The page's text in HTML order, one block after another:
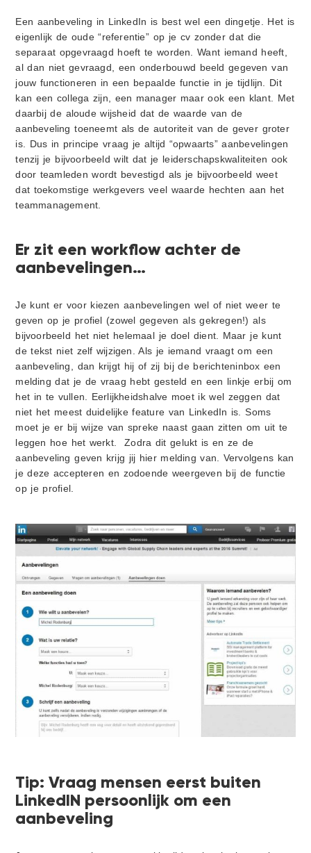
Een aanbeveling in LinkedIn is best wel een dingetje. Het is
eigenlijk de oude “referentie” op je cv zonder dat die
separaat opgevraagd hoeft te worden. Want iemand heeft,
al dan niet gevraagd, een onderbouwd beeld gegeven van
jouw functioneren in een bepaalde functie in je tijdlijn. Dit
kan een collega zijn, een manager maar ook een klant. Met
daarbij de aloude wijsheid dat de waarde van de
aanbeveling toeneemt als de autoriteit van de gever groter
is. Dus in principe vraag je altijd “opwaarts” aanbevelingen
tenzij je bijvoorbeeld wilt dat je leiderschapskwaliteiten ook
door teamleden wordt bevestigd als je bijvoorbeeld weet
dat toekomstige werkgevers veel waarde hechten aan het
teammanagement.
Er zit een workflow achter de
aanbevelingen…
Je kunt er voor kiezen aanbevelingen wel of niet weer te
geven op je profiel (zowel gegeven als gekregen!) als
bijvoorbeeld het niet helemaal je doel dient. Maar je kunt
de tekst niet zelf wijzigen. Als je iemand vraagt om een
aanbeveling, dan krijgt hij of zij bij de berichteninbox een
melding dat je de vraag hebt gesteld en een linkje erbij om
het in te vullen. Eerlijkheidshalve moet ik wel zeggen dat
niet het meest duidelijke feature van LinkedIn is. Soms
moet je er bij wijze van spreke naast gaan zitten om uit te
leggen hoe het werkt. Zodra dit gelukt is en ze de
aanbeveling geven krijg jij hier melding van. Vervolgens kan
je deze accepteren en zodoende weergeven bij de functie
op je profiel.
Tip: Vraag mensen eerst buiten
LinkedIN persoonlijk om een
aanbeveling